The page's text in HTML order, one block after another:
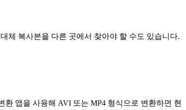
체 복사본을 다른 곳에서 찾아야 할 수도 있습니다.
환 앱을 사용해 AVI 또는 MP4 형식으로 변환하면 현